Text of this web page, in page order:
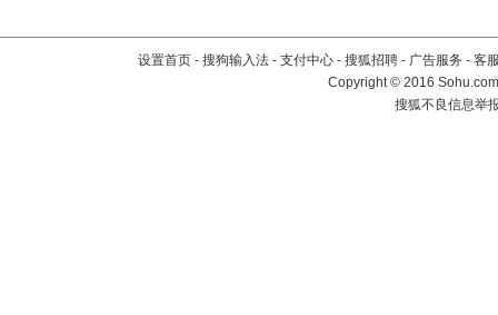
设置首页 - 搜狗输入法 - 支付中心 - 搜狐招聘 - 广告服务 - 客
Copyright©2016
搜狐不良信息举